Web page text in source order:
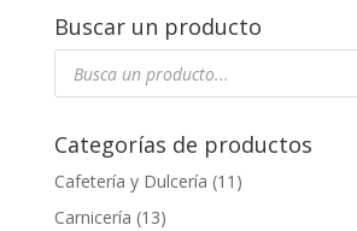
Buscar un producto
Búsqueda
productos
Categorías de productos
Cafetería y Dulcería (11)
Carnicería (13)